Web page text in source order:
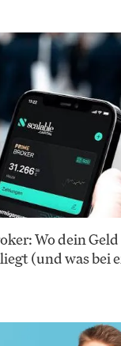
Wo dein Geld
(und was bei